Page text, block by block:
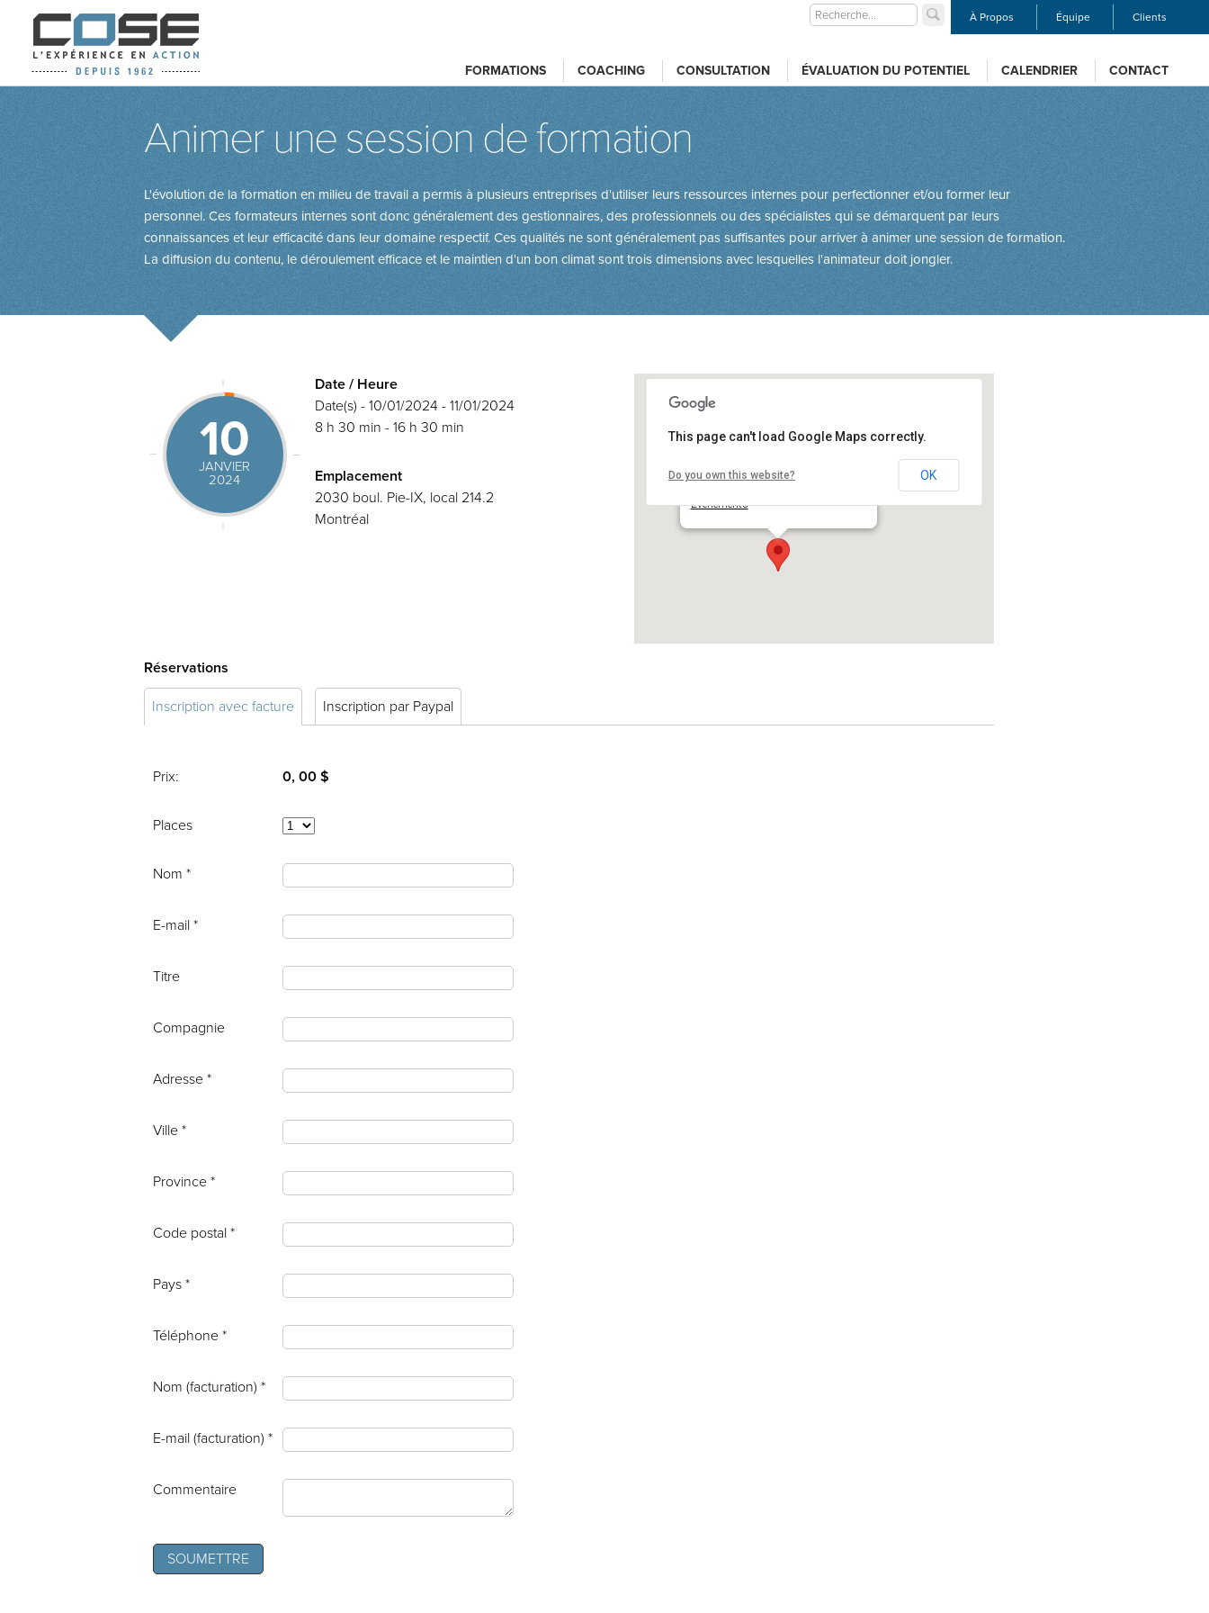
À Propos Équipe Clients
FORMATIONS COACHING CONSULTATION ÉVALUATION DU POTENTIEL CALENDRIER CONTACT
Animer une session de formation
L'évolution de la formation en milieu de travail a permis à plusieurs entreprises d'utiliser leurs ressources internes pour perfectionner et/ou former leur
personnel. Ces formateurs internes sont donc généralement des gestionnaires, des professionnels ou des spécialistes qui se démarquent par leurs
connaissances et leur efficacité dans leur domaine respectif. Ces qualités ne sont généralement pas suffisantes pour arriver à animer une session de formation.
La diffusion du contenu, le déroulement efficace et le maintien d'un bon climat sont trois dimensions avec lesquelles l'animateur doit jongler.
10
JANVIER
2024
COSE inc.
Événements
This page can't load Google Maps correctly.
Do you own this website? OK
Date / Heure
Date(s) - 10/01/2024 - 11/01/2024
8 h 30 min - 16 h 30 min
Emplacement
2030 boul. Pie-IX, local 214.2
Montréal
Réservations
Inscription avec facture Inscription par Paypal
Prix: 0, 00 $
Places
Nom *
E-mail *
Titre
Compagnie
Adresse *
Ville *
Province *
Code postal *
Pays *
Téléphone *
Nom (facturation) *
E-mail (facturation) *
Commentaire